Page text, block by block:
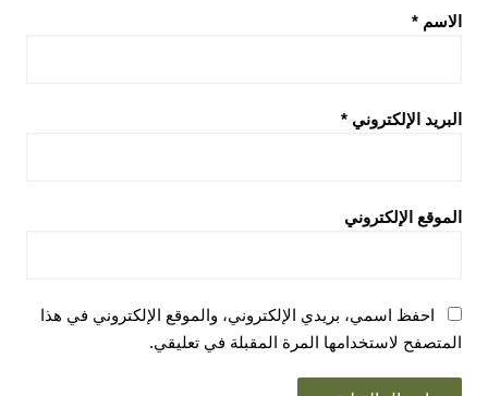
الاسم *
البريد الإلكتروني *
الموقع الإلكتروني
احفظ اسمي، بريدي الإلكتروني، والموقع الإلكتروني في هذا
المتصفح لاستخدامها المرة المقبلة في تعليقي.